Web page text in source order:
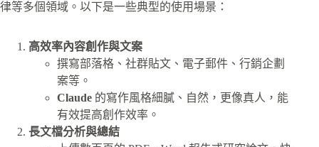
律等多個領域。以下是一些典型的使用場景：
高效率內容創作與文案
撰寫部落格、社群貼文、電子郵件、行銷企劃
案等。
Claude 的寫作風格細膩、自然，更像真人，能
有效提高創作效率。
長文檔分析與總結